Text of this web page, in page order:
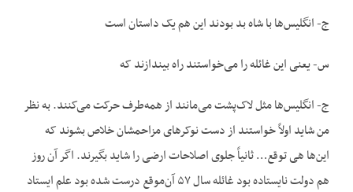
ج- انگلیس‌ها با شاه بد بودند این هم یک داستان است
س- یعنی این غائله را می‌خواستند راه بیندازند که
ج- انگلیس‌ها مثل لاک‌پشت می‌مانند از همه‌طرف حرکت می‌کنند. به نظر
من شاید اولاً خواستند از دست نوکرهای مزاحمشان خلاص بشوند که
این‌ها هی توقع… ثانیاً جلوی اصلاحات ارضی را شاید بگیرند. اگر آن روز
هم دولت نایستاده بود غائله سال ۵۷ آن‌موقع درست شده بود علم ایستاد